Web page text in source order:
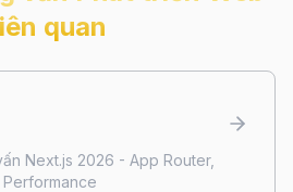
quan
Next.js 2026 - App Router,